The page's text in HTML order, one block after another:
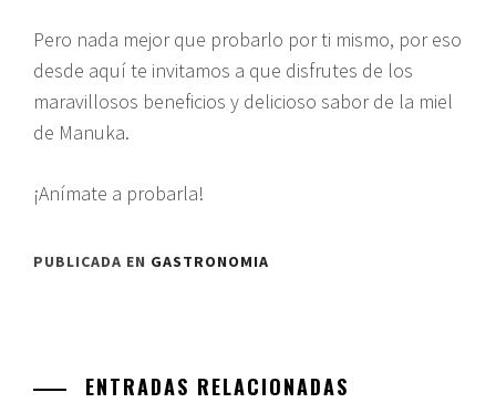
Pero nada mejor que probarlo por ti mismo, por eso
desde aquí te invitamos a que disfrutes de los
maravillosos beneficios y delicioso sabor de la miel
de Manuka.
¡Anímate a probarla!
PUBLICADA EN GASTRONOMIA
ENTRADAS RELACIONADAS